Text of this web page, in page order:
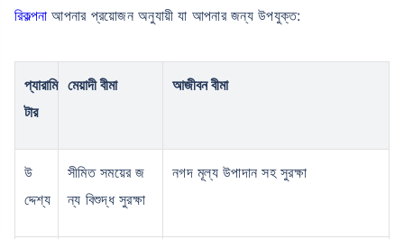
রিকল্পনা আপনার প্রয়োজন অনুযায়ী যা আপনার জন্য উপযুক্ত:
প্যারামি
টার
মেয়াদী বীমা আজীবন বীমা
উ
দ্দেশ্য
সীমিত সময়ের জ
ন্য বিশুদ্ধ সুরক্ষা
নগদ মূল্য উপাদান সহ সুরক্ষা